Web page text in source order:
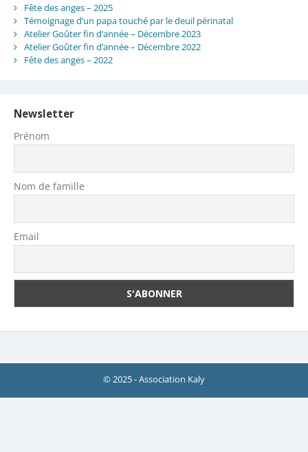
Fête des anges – 2025
Témoignage d’un papa touché par le deuil périnatal
Atelier Goûter fin d’année – Décembre 2023
Atelier Goûter fin d’année – Décembre 2022
Fête des anges – 2022
Newsletter
Prénom
Nom de famille
Email
© 2025 - Association Kaly